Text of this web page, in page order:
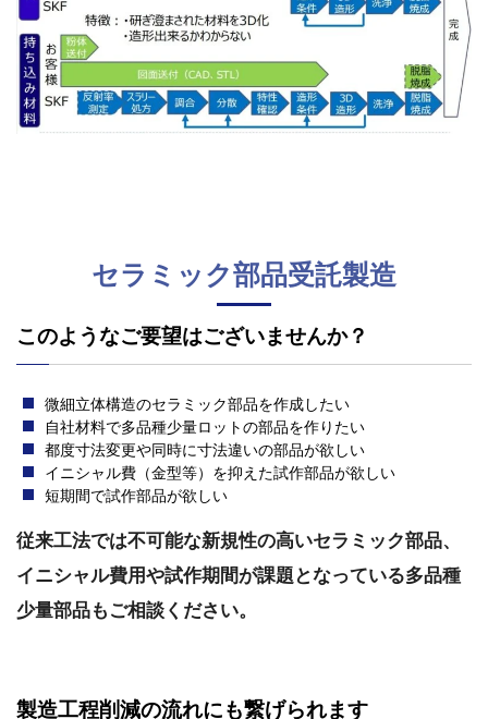
セラミック部品受託製造
このようなご要望はございませんか？
微細立体構造のセラミック部品を作成したい
自社材料で多品種少量ロットの部品を作りたい
都度寸法変更や同時に寸法違いの部品が欲しい
イニシャル費（金型等）を抑えた試作部品が欲しい
短期間で試作部品が欲しい
従来工法では不可能な新規性の高いセラミック部品、
イニシャル費用や試作期間が課題となっている多品種
少量部品もご相談ください。
製造工程削減の流れにも繋げられます